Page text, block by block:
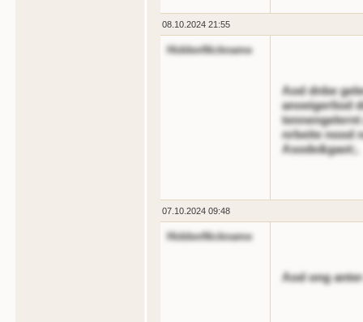
08.10.2024 21:55
HiddenNickname
Aod dnbe
anoeigerliod
nrbeite nood
Asode&gaot;.
07.10.2024 09:48
HiddenNickname
Aod ong